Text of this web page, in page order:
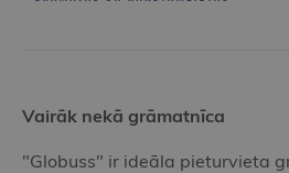
Vairāk nekā grāmatnīca
"Globuss" ir ideāla pieturvieta